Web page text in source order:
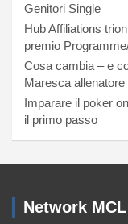
Genitori Single
Hub Affiliations
premio
Cosa cambia – e
Maresca allenatore
Imparare il poker
il primo passo
Network